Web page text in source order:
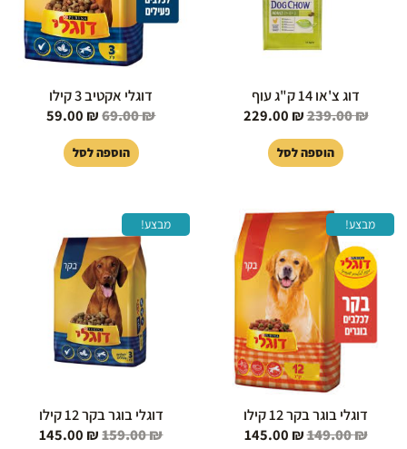
דוג צ'או 14 ק"ג עוף
239.00₪
229.00 ₪
הוספה לסל
דוגלי אקטיב 3 קילו
69.00₪
59.00 ₪
הוספה לסל
מבצע!
דוגלי בוגר בקר 12 קילו
149.00₪
המחיר
המקורי
היה:
149.00 ₪.
145.00 ₪
המחיר
הנוכחי
הוא:
145.00 ₪.
מבצע!
דוגלי בוגר בקר 12 קילו
159.00₪
המקורי
היה:
159.00 ₪.
145.00 ₪